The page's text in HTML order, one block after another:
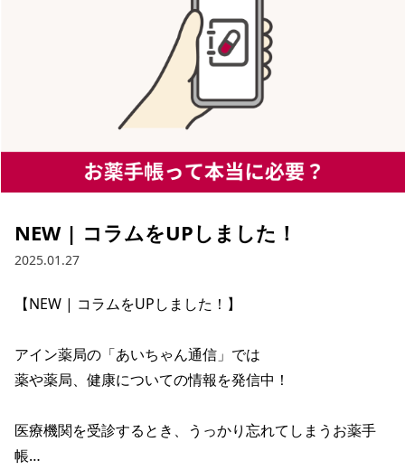
NEW | コラムをUPしました！
2025.01.27
【NEW | コラムをUPしました！】
アイン薬局の「あいちゃん通信」では
薬や薬局、健康についての情報を発信中！
医療機関を受診するとき、うっかり忘れてしまうお薬手
帳…